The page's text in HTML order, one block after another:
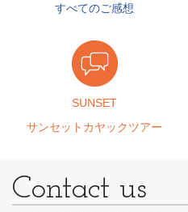
すべてのご感想
SUNSET
サンセットカヤックツアー